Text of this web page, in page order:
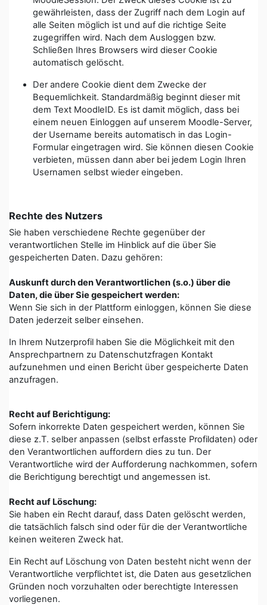
gewährleisten, dass der Zugriff nach dem Login auf
alle Seiten möglich ist und auf die richtige Seite
zugegriffen wird. Nach dem Ausloggen bzw.
Schließen Ihres Browsers wird dieser Cookie
automatisch gelöscht.
Der andere Cookie dient dem Zwecke der
Bequemlichkeit. Standardmäßig beginnt dieser mit
dem Text MoodleID. Es ist damit möglich, dass bei
einem neuen Einloggen auf unserem Moodle-Server,
der Username bereits automatisch in das Login-
Formular eingetragen wird. Sie können diesen Cookie
verbieten, müssen dann aber bei jedem Login Ihren
Usernamen selbst wieder eingeben.
Rechte des Nutzers
Sie haben verschiedene Rechte gegenüber der
verantwortlichen Stelle im Hinblick auf die über Sie
gespeicherten Daten. Dazu gehören:
Auskunft durch den Verantwortlichen (s.o.) über die
Daten, die über Sie gespeichert werden:
Wenn Sie sich in der Plattform einloggen, können Sie diese
Daten jederzeit selber einsehen.
In Ihrem Nutzerprofil haben Sie die Möglichkeit mit den
Ansprechpartnern zu Datenschutzfragen Kontakt
aufzunehmen und einen Bericht über gespeicherte Daten
anzufragen.
Recht auf Berichtigung:
Sofern inkorrekte Daten gespeichert werden, können Sie
diese z.T. selber anpassen (selbst erfasste Profildaten) oder
den Verantwortlichen auffordern dies zu tun. Der
Verantwortliche wird der Aufforderung nachkommen, sofern
die Berichtigung berechtigt und angemessen ist.
Recht auf Löschung:
Sie haben ein Recht darauf, dass Daten gelöscht werden,
die tatsächlich falsch sind oder für die der Verantwortliche
keinen weiteren Zweck hat.
Ein Recht auf Löschung von Daten besteht nicht wenn der
Verantwortliche verpflichtet ist, die Daten aus gesetzlichen
Gründen noch vorzuhalten oder berechtigte Interessen
vorliegenen.